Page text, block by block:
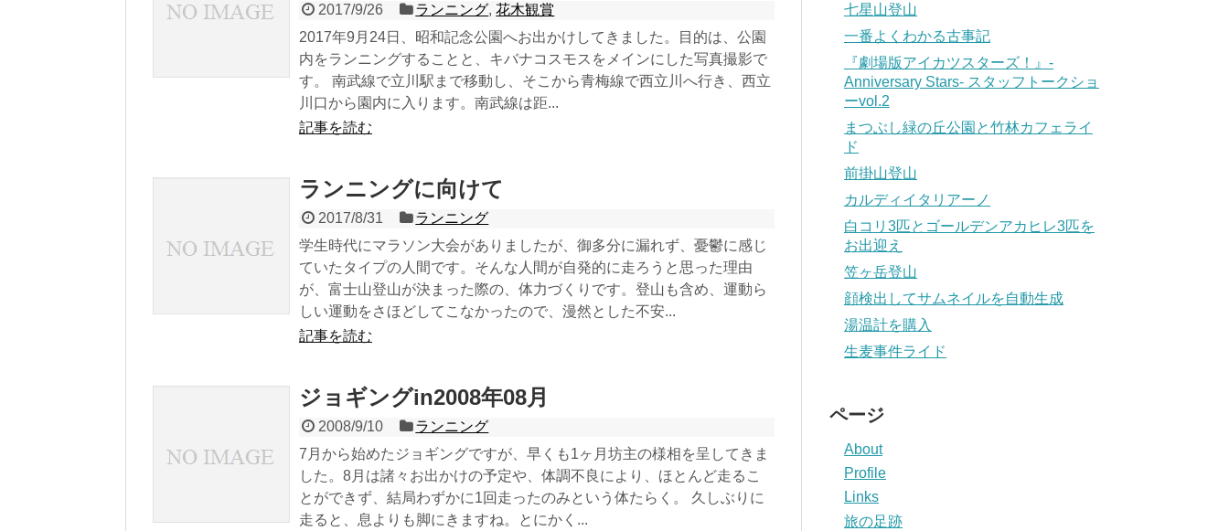
2017/9/26 ランニング,花木観賞
2017年9月24日、昭和記念公園へお出かけしてきました。目的は、公園
内をランニングすることと、キバナコスモスをメインにした写真撮影で
す。 南武線で立川駅まで移動し、そこから青梅線で西立川へ行き、西立
川口から園内に入ります。南武線は距...
記事を読む
ランニングに向けて
2017/8/31
ランニング
学生時代にマラソン大会がありましたが、御多分に漏れず、憂鬱に感じ
ていたタイプの人間です。そんな人間が自発的に走ろうと思った理由
が、富士山登山が決まった際の、体力づくりです。登山も含め、運動ら
しい運動をさほどしてこなかったので、漫然とした不安...
記事を読む
ジョギングin2008年08月
2008/9/10
ランニング
7月から始めたジョギングですが、早くも1ヶ月坊主の様相を呈してきま
した。8月は諸々お出かけの予定や、体調不良により、ほとんど走るこ
とができず、結局わずかに1回走ったのみという体たらく。 久しぶりに
走ると、息よりも脚にきますね。とにかく...
七星山登山
一番よくわかる古事記
『劇場版アイカツスターズ！』-
Anniversary Stars- スタッフトークショ
ーvol.2
まつぶし緑の丘公園と竹林カフェライ
ド
前掛山登山
カルディイタリアーノ
白コリ3匹とゴールデンアカヒレ3匹を
お出迎え
笠ヶ岳登山
顔検出してサムネイルを自動生成
湯温計を購入
生麦事件ライド
ページ
About
Profile
Links
旅の足跡